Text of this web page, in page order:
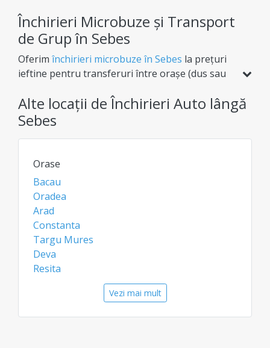
totală (dus sau dus-întors) pentru o experiență
de afaceri sau vacanță complet lipsită de griji.
Închirieri Microbuze și Transport
de Grup în Sebes
Oferim închirieri microbuze în Sebes la prețuri
ieftine pentru transferuri între orașe (dus sau
Spațiu generos pentru bagaje și condiții
premium, totul fără taxe ascunse la rezervare.
Alte locații de Închirieri Auto lângă
Sebes
Orase
Bacau
Oradea
Arad
Constanta
Targu Mures
Deva
Resita
Aeroporturi
Vezi mai mult